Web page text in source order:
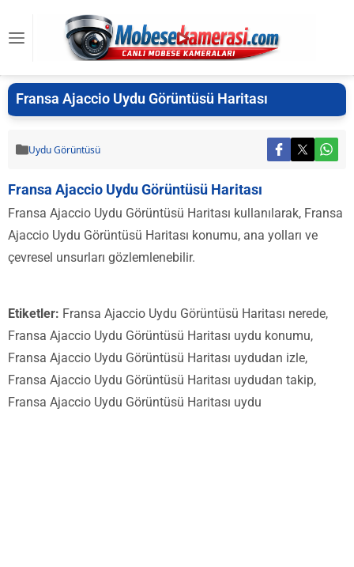
Fransa Ajaccio Uydu Görüntüsü Haritası
Uydu Görüntüsü
Fransa Ajaccio Uydu Görüntüsü Haritası
Fransa Ajaccio Uydu Görüntüsü Haritası kullanılarak, Fransa
Ajaccio Uydu Görüntüsü Haritası konumu, ana yolları ve
çevresel unsurları gözlemlenebilir.
Etiketler: Fransa Ajaccio Uydu Görüntüsü Haritası nerede,
Fransa Ajaccio Uydu Görüntüsü Haritası uydu konumu,
Fransa Ajaccio Uydu Görüntüsü Haritası uydudan izle,
Fransa Ajaccio Uydu Görüntüsü Haritası uydudan takip,
Fransa Ajaccio Uydu Görüntüsü Haritası uydu